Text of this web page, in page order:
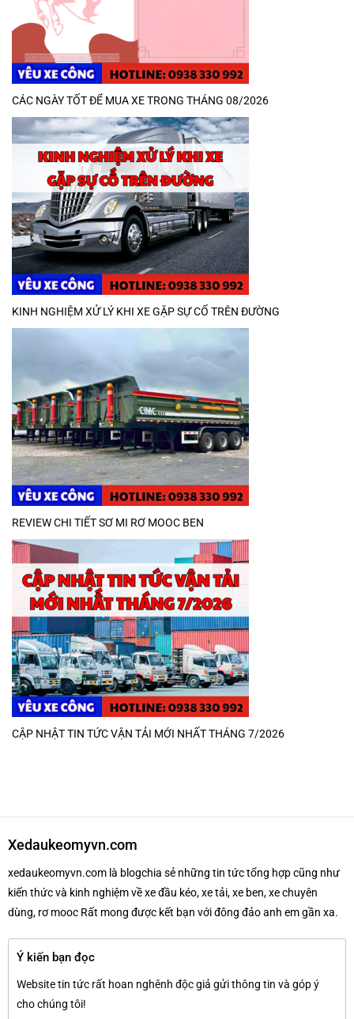
CÁC NGÀY TỐT ĐỂ MUA XE TRONG THÁNG 08/2026
KINH NGHIỆM XỬ LÝ KHI XE GẶP SỰ CỐ TRÊN ĐƯỜNG
REVIEW CHI TIẾT SƠ MI RƠ MOOC BEN
CẬP NHẬT TIN TỨC VẬN TẢI MỚI NHẤT THÁNG 7/2026
Xedaukeomyvn.com
xedaukeomyvn.com là blogchia sẻ những tin tức tổng hợp cũng như
kiến thức và kinh nghiệm về xe đầu kéo, xe tải, xe ben, xe chuyên
dùng, rơ mooc Rất mong được kết bạn với đông đảo anh em gần xa.
Ý kiến bạn đọc
Website tin tức rất hoan nghênh độc giả gửi thông tin và góp ý
cho chúng tôi!